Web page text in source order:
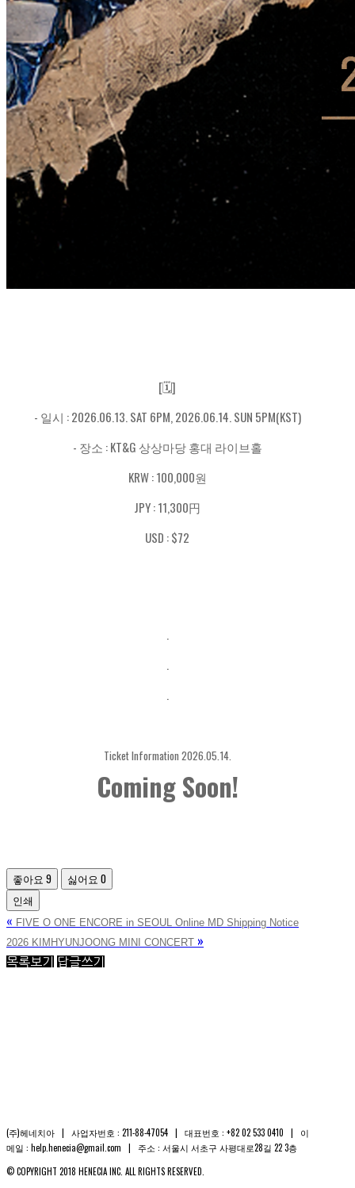
[🗓️]
- 일시 : 2026.06.13. SAT 6PM, 2026.06.14. SUN 5PM(KST)
- 장소 : KT&G 상상마당 홍대 라이브홀
KRW : 100,000원
JPY : 11,300円
USD : $72
.
.
.
Ticket Information 2026.05.14.
Coming Soon!
좋아요 9 싫어요 0
인쇄
« FIVE O ONE ENCORE in SEOUL Online MD Shipping Notice
2026 KIMHYUNJOONG MINI CONCERT »
목록보기 답글쓰기
(주)헤네치아 | 사업자번호 : 211-88-47054 | 대표번호 : +82 02 533 0410 | 이
메일 : help.henecia@gmail.com | 주소 : 서울시 서초구 사평대로28길 22 3층
© COPYRIGHT 2018 HENECIA INC. ALL RIGHTS RESERVED.